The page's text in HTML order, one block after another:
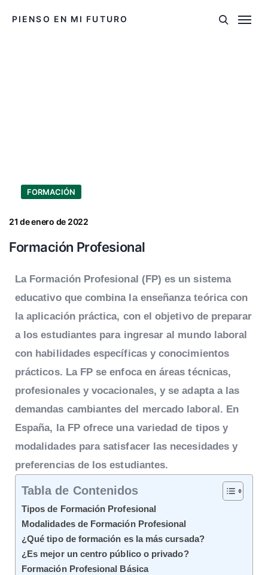
PIENSO EN MI FUTURO
FORMACIÓN
21 de enero de 2022
Formación Profesional
La Formación Profesional (FP) es un sistema
educativo que combina la enseñanza teórica con
la aplicación práctica, con el objetivo de preparar
a los estudiantes para ingresar al mundo laboral
con habilidades específicas y conocimientos
prácticos. La FP se enfoca en áreas técnicas,
profesionales y vocacionales, y se adapta a las
demandas cambiantes del mercado laboral. En
España, la FP ofrece una variedad de tipos y
modalidades para satisfacer las necesidades y
preferencias de los estudiantes.
Tabla de Contenidos
Tipos de Formación Profesional
Modalidades de Formación Profesional
¿Qué tipo de formación es la más cursada?
¿Es mejor un centro público o privado?
Formación Profesional Básica